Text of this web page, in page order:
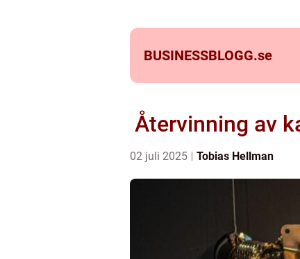
BUSINESSBLOGG.se
Återvinning av
02 juli 2025 Tobias Hellman